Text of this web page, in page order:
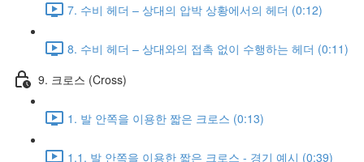
7. 수비 헤더 – 상대의 압박 상황에서의 헤더 (0:12)
8. 수비 헤더 – 상대와의 접촉 없이 수행하는 헤더 (0:11)
9. 크로스 (Cross)
1. 발 안쪽을 이용한 짧은 크로스 (0:13)
1.1. 발 안쪽을 이용한 짧은 크로스 - 경기 예시 (0:39)